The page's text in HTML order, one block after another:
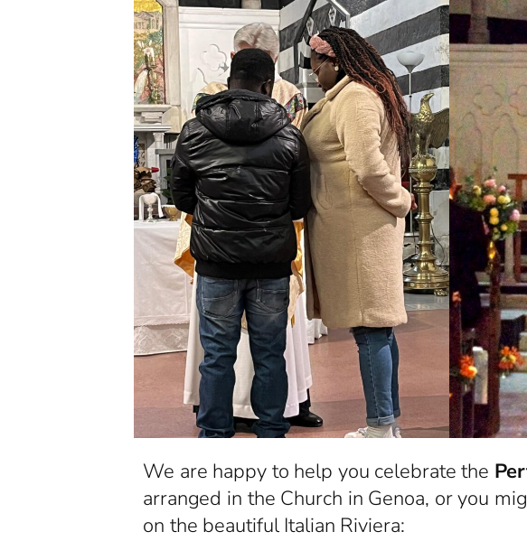
We are happy to help you celebrate the
arranged in the Church in Genoa, or you
on the beautiful Italian Riviera: